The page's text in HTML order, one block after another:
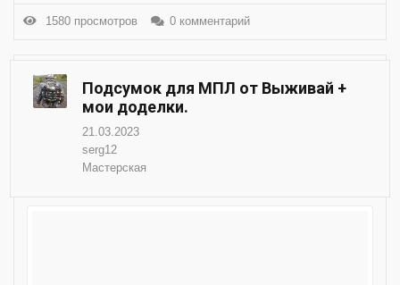
1580 просмотров 0 комментарий
Подсумок для МПЛ от Выживай +
мои доделки.
21.03.2023
serg12
Мастерская